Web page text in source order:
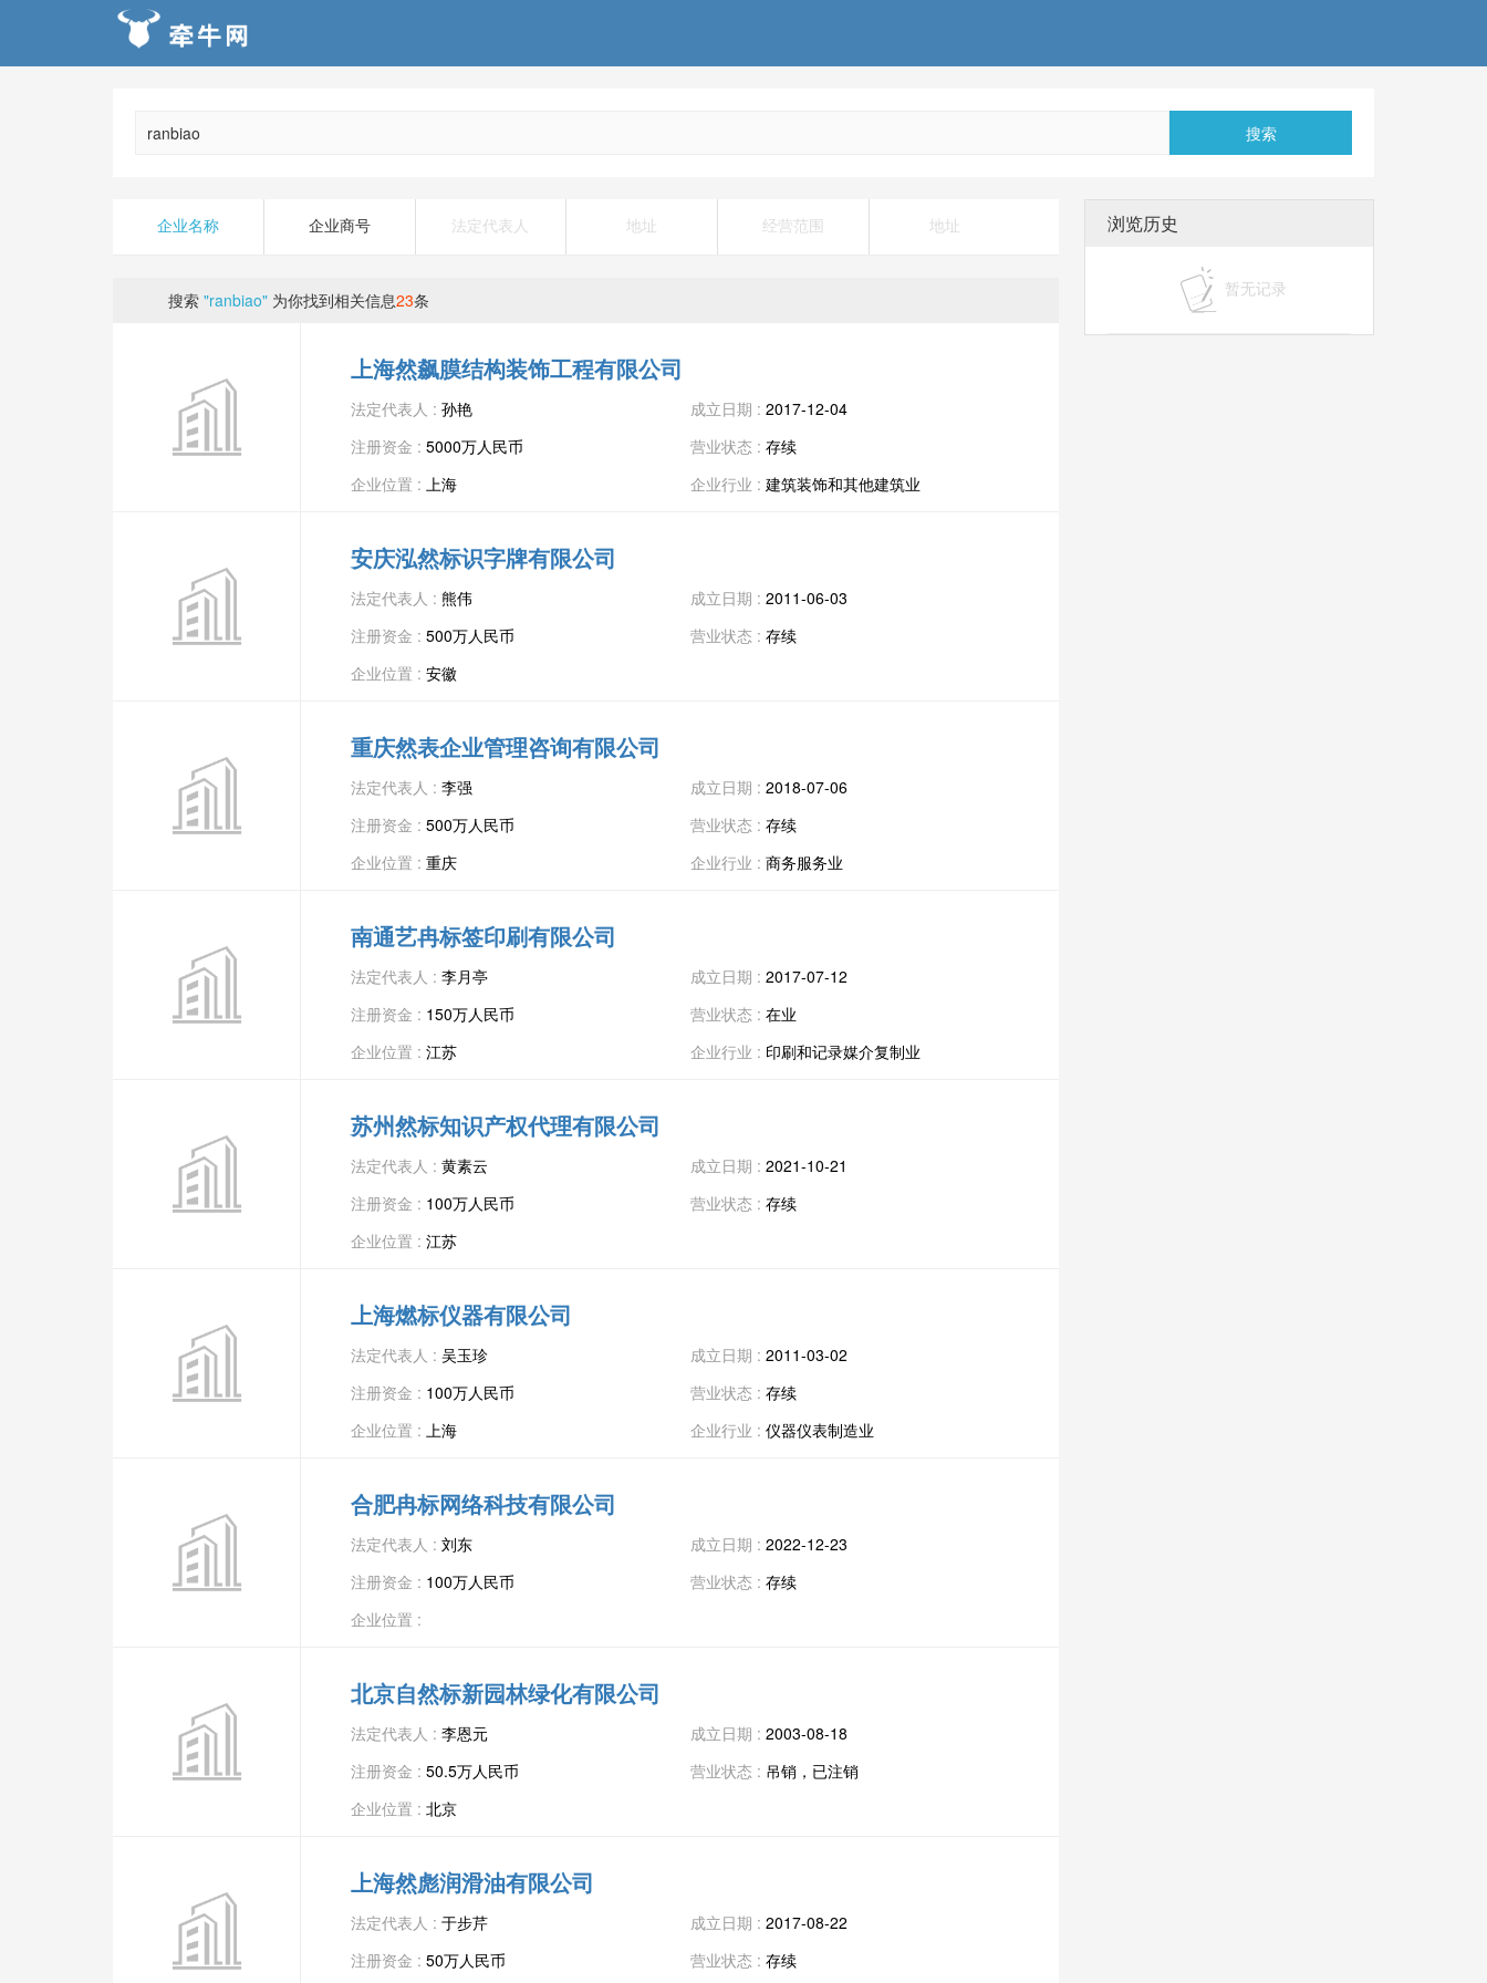
搜索
企业名称 企业商号 法定代表人 地址 经营范围 地址
搜索 "ranbiao" 为你找到相关信息23条
上海然飙膜结构装饰工程有限公司
法定代表人 : 孙艳 成立日期 : 2017-12-04
注册资金 : 5000万人民币 营业状态 : 存续
企业位置 : 上海 企业行业 : 建筑装饰和其他建筑业
安庆泓然标识字牌有限公司
法定代表人 : 熊伟 成立日期 : 2011-06-03
注册资金 : 500万人民币 营业状态 : 存续
企业位置 : 安徽
重庆然表企业管理咨询有限公司
法定代表人 : 李强 成立日期 : 2018-07-06
注册资金 : 500万人民币 营业状态 : 存续
企业位置 : 重庆 企业行业 : 商务服务业
南通艺冉标签印刷有限公司
法定代表人 : 李月亭 成立日期 : 2017-07-12
注册资金 : 150万人民币 营业状态 : 在业
企业位置 : 江苏 企业行业 : 印刷和记录媒介复制业
苏州然标知识产权代理有限公司
法定代表人 : 黄素云 成立日期 : 2021-10-21
注册资金 : 100万人民币 营业状态 : 存续
企业位置 : 江苏
上海燃标仪器有限公司
法定代表人 : 吴玉珍 成立日期 : 2011-03-02
注册资金 : 100万人民币 营业状态 : 存续
企业位置 : 上海 企业行业 : 仪器仪表制造业
合肥冉标网络科技有限公司
法定代表人 : 刘东 成立日期 : 2022-12-23
注册资金 : 100万人民币 营业状态 : 存续
企业位置 :
北京自然标新园林绿化有限公司
法定代表人 : 李恩元 成立日期 : 2003-08-18
注册资金 : 50.5万人民币 营业状态 : 吊销，已注销
企业位置 : 北京
上海然彪润滑油有限公司
法定代表人 : 于步芹 成立日期 : 2017-08-22
注册资金 : 50万人民币 营业状态 : 存续
浏览历史
暂无记录